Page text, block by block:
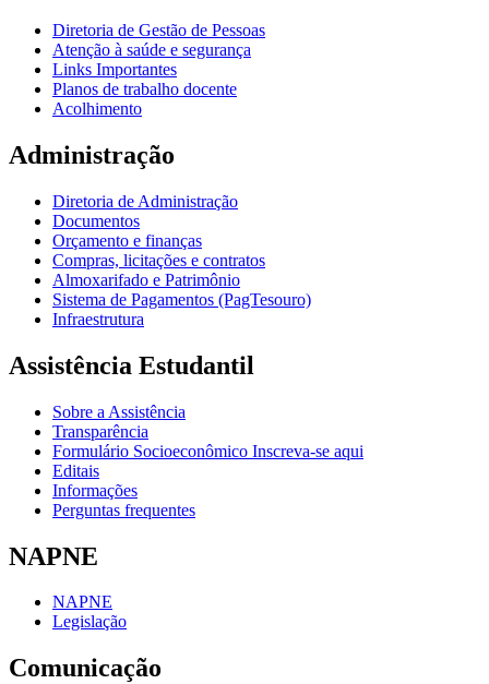
Diretoria de Gestão de Pessoas
Atenção à saúde e segurança
Links Importantes
Planos de trabalho docente
Acolhimento
Administração
Diretoria de Administração
Documentos
Orçamento e finanças
Compras, licitações e contratos
Almoxarifado e Patrimônio
Sistema de Pagamentos (PagTesouro)
Infraestrutura
Assistência Estudantil
Sobre a Assistência
Transparência
Formulário Socioeconômico Inscreva-se aqui
Editais
Informações
Perguntas frequentes
NAPNE
NAPNE
Legislação
Comunicação